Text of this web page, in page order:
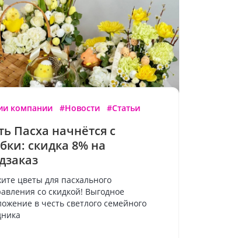
компании #Новости #Статьи
Пасха начнётся с
скидка 8% на
цветы для пасхального
со скидкой! Выгодное
в честь светлого семейного